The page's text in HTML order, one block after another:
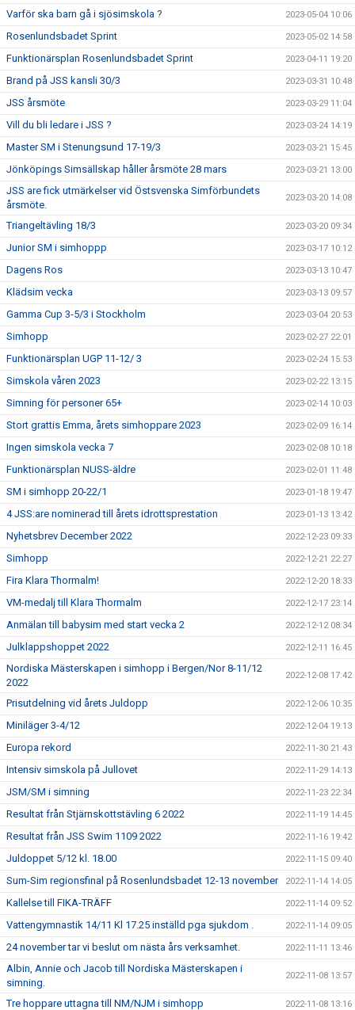
Varför ska barn gå i sjösimskola ? 2023-05-04 10:06
Rosenlundsbadet Sprint 2023-05-02 14:58
Funktionärsplan Rosenlundsbadet Sprint 2023-04-11 19:20
Brand på JSS kansli 30/3 2023-03-31 10:48
JSS årsmöte 2023-03-29 11:04
Vill du bli ledare i JSS ? 2023-03-24 14:19
Master SM i Stenungsund 17-19/3 2023-03-21 15:45
Jönköpings Simsällskap håller årsmöte 28 mars 2023-03-21 13:00
JSS are fick utmärkelser vid Östsvenska Simförbundets
årsmöte.
2023-03-20 14:08
Triangeltävling 18/3 2023-03-20 09:34
Junior SM i simhoppp 2023-03-17 10:12
Dagens Ros 2023-03-13 10:47
Klädsim vecka 2023-03-13 09:57
Gamma Cup 3-5/3 i Stockholm 2023-03-04 20:53
Simhopp 2023-02-27 22:01
Funktionärsplan UGP 11-12/ 3 2023-02-24 15:53
Simskola våren 2023 2023-02-22 13:15
Simning för personer 65+ 2023-02-14 10:03
Stort grattis Emma, årets simhoppare 2023 2023-02-09 16:14
Ingen simskola vecka 7 2023-02-08 10:18
Funktionärsplan NUSS-äldre 2023-02-01 11:48
SM i simhopp 20-22/1 2023-01-18 19:47
4 JSS:are nominerad till årets idrottsprestation 2023-01-13 13:42
Nyhetsbrev December 2022 2022-12-23 09:33
Simhopp 2022-12-21 22:27
Fira Klara Thormalm! 2022-12-20 18:33
VM-medalj till Klara Thormalm 2022-12-17 23:14
Anmälan till babysim med start vecka 2 2022-12-12 08:34
Julklappshoppet 2022 2022-12-11 16:45
Nordiska Mästerskapen i simhopp i Bergen/Nor 8-11/12
2022
2022-12-08 17:42
Prisutdelning vid årets Juldopp 2022-12-06 10:35
Miniläger 3-4/12 2022-12-04 19:13
Europa rekord 2022-11-30 21:43
Intensiv simskola på Jullovet 2022-11-29 14:13
JSM/SM i simning 2022-11-23 22:34
Resultat från Stjärnskottstävling 6 2022 2022-11-19 14:45
Resultat från JSS Swim 1109 2022 2022-11-16 19:42
Juldoppet 5/12 kl. 18.00 2022-11-15 09:40
Sum-Sim regionsfinal på Rosenlundsbadet 12-13 november 2022-11-14 14:05
Kallelse till FIKA-TRÄFF 2022-11-14 09:52
Vattengymnastik 14/11 Kl 17.25 inställd pga sjukdom . 2022-11-14 09:05
24 november tar vi beslut om nästa års verksamhet. 2022-11-11 13:46
Albin, Annie och Jacob till Nordiska Mästerskapen i
simning.
2022-11-08 13:57
Tre hoppare uttagna till NM/NJM i simhopp 2022-11-08 13:16